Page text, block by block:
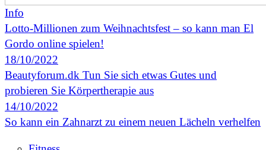
Info
Lotto-Millionen zum Weihnachtsfest – so kann man El
Gordo online spielen!
18/10/2022
Beautyforum.dk Tun Sie sich etwas Gutes und
probieren Sie Körpertherapie aus
14/10/2022
So kann ein Zahnarzt zu einem neuen Lächeln verhelfen